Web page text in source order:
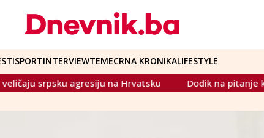
SPORTINTERVIEWTEMECRNA KRONIKALIFESTYLE
na Hrvatsku Dodik na pitanje kako prelazi granicu: